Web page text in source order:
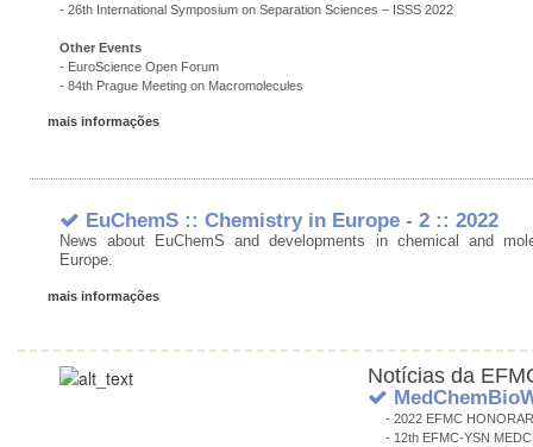
- 26th International Symposium on Separation Sciences – ISSS 2022
Other Events
- EuroScience Open Forum
- 84th Prague Meeting on Macromolecules
mais informações
EuChemS :: Chemistry in Europe - 2 :: 2022
News about EuChemS and developments in chemical and
Europe.
mais informações
Notícias da
- 2022 EFMC
- 12th EFMC-YSN